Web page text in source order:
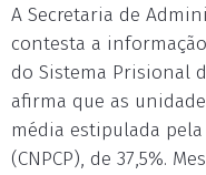
A Secretaria de
contesta a
do Sistema Prisional
afirma que as
média estipulada
(CNPCP), de 37,5%.